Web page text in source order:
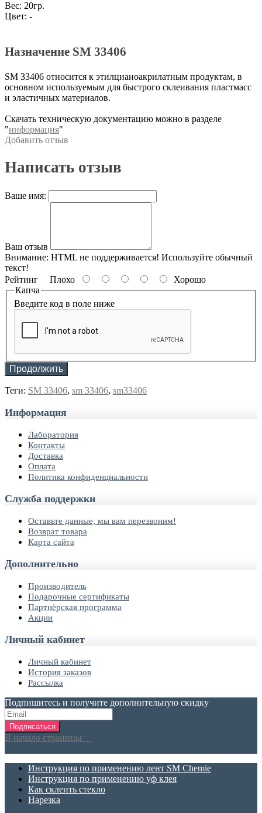
Вес: 20гр.
Цвет: -
Назначение SM 33406
SM 33406 относится к этилцианоакрилатным продуктам, в
основном используемым для быстрого склеивания пластмасс
и эластичных материалов.
Скачать техническую документацию можно в разделе
"информация"
Добавить отзыв
Написать отзыв
Ваше имя:
Ваш отзыв
Внимание: HTML не поддерживается! Используйте обычный
текст!
Рейтинг Плохо
Хорошо
Капча
Введите код в поле ниже
Продолжить
Теги: SM 33406, sm 33406, sm33406
Информация
Лаборатория
Контакты
Доставка
Оплата
Политика конфиденциальности
Служба поддержки
Оставьте данные, мы вам перезвоним!
Возврат товара
Карта сайта
Дополнительно
Производитель
Подарочные сертификаты
Партнёрская программа
Акции
Личный кабинет
Личный кабинет
История заказов
Рассылка
Подпишитесь и получите дополнительную скидку
Подписаться
В начало страницы
Инструкция по применению лент SM Chemie
Инструкция по применению уф клея
Как склеить стекло
Нарезка